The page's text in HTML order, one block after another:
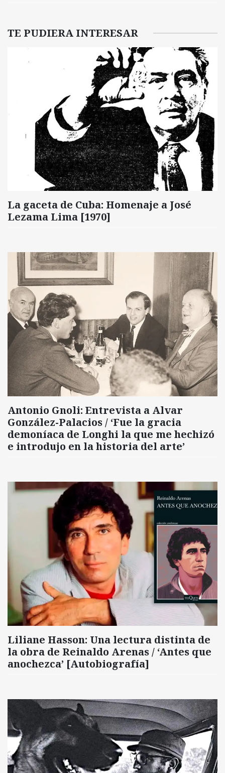
TE PUDIERA INTERESAR
La gaceta de Cuba: Homenaje a José
Lezama Lima [1970]
Antonio Gnoli: Entrevista a Alvar
González-Palacios / ‘Fue la gracia
demoníaca de Longhi la que me hechizó
e introdujo en la historia del arte’
Liliane Hasson: Una lectura distinta de
la obra de Reinaldo Arenas / ‘Antes que
anochezca’ [Autobiografía]